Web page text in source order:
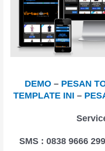
DEMO– PESAN
TEMPLATE INI –
SMS : 0838 9666